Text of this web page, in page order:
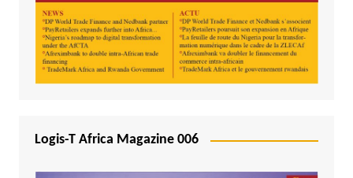
Logis-T Africa Magazine 006